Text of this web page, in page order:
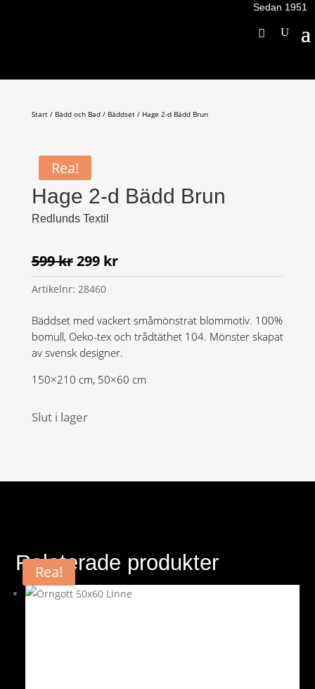
Sedan 1951
Start/ Bädd och Bad/ Bäddset/ Hage 2-d Bädd Brun
Rea!
Hage 2-d Bädd Brun
Redlunds Textil
599krDet
ursprungliga
priset
599 kr.
299 krDet
nuvarande
299 kr.
Artikelnr: 28460
Bäddset med vackert småmönstrat blommotiv. 100%
bomull, Oeko-tex och trådtäthet 104. Mönster skapat
av svensk designer.
150×210 cm, 50×60 cm
Slut i lager
Relaterade produkter
Rea!